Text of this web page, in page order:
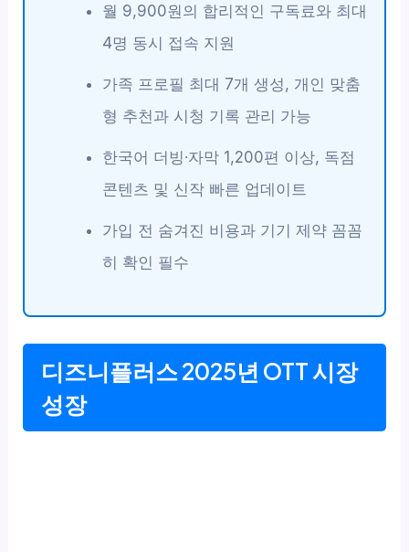
월 9,900원의 합리적인 구독료와 최대
4명 동시 접속 지원
가족 프로필 최대 7개 생성, 개인 맞춤
형 추천과 시청 기록 관리 가능
한국어 더빙·자막 1,200편 이상, 독점
콘텐츠 및 신작 빠른 업데이트
가입 전 숨겨진 비용과 기기 제약 꼼꼼
히 확인 필수
디즈니플러스 2025년 OTT 시장
성장